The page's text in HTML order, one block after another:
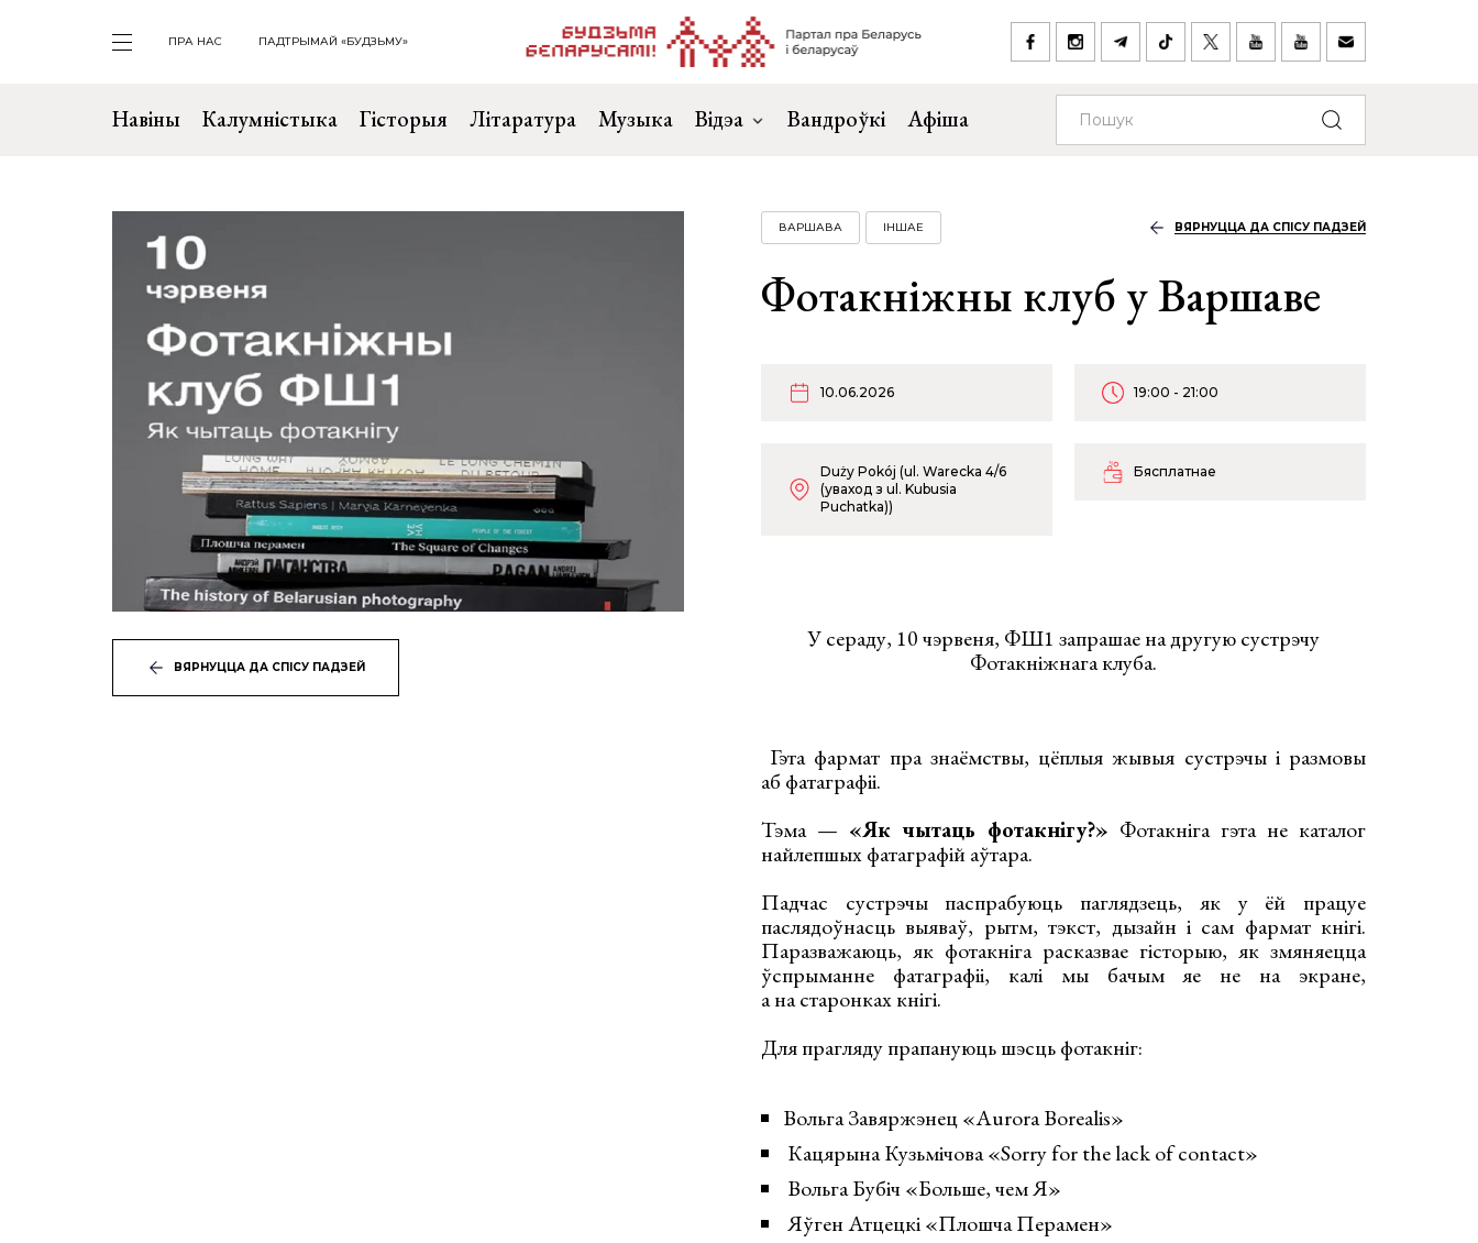
ПРА НАС ПАДТРЫМАЙ «БУДЗЬМУ»
Навіны Калумністыка Гісторыя Літаратура Музыка Відэа Вандроўкі Афіша
ВЯРНУЦЦА ДА СПІСУ ПАДЗЕЙ
ВАРШАВА ІНШАЕ ВЯРНУЦЦА ДА СПІСУ ПАДЗЕЙ
Фотакніжны клуб у Варшаве
10.06.2026 19:00 - 21:00
Duży Pokój (ul. Warecka 4/6
(уваход з ul. Kubusia
Puchatka))
Бясплатнае
У сераду, 10 чэрвеня, ФШ1 запрашае на другую сустрэчу
Фотакніжнага клуба.
Гэта фармат пра знаёмствы, цёплыя жывыя сустрэчы і размовы
аб фатаграфіі.
Тэма — «Як чытаць фотакнігу?» Фотакніга гэта не каталог
найлепшых фатаграфій аўтара.
Падчас сустрэчы паспрабуюць паглядзець, як у ёй працуе
паслядоўнасць выяваў, рытм, тэкст, дызайн і сам фармат кнігі.
Паразважаюць, як фотакніга расказвае гісторыю, як змяняецца
ўспрыманне фатаграфіі, калі мы бачым яе не на экране,
а на старонках кнігі.
Для прагляду прапануюць шэсць фотакніг:
Вольга Завяржэнец «Aurora Borealis»
Кацярына Кузьмічова «Sorry for the lack of contact»
Вольга Бубіч «Больше, чем Я»
Яўген Атцецкі «Плошча Перамен»